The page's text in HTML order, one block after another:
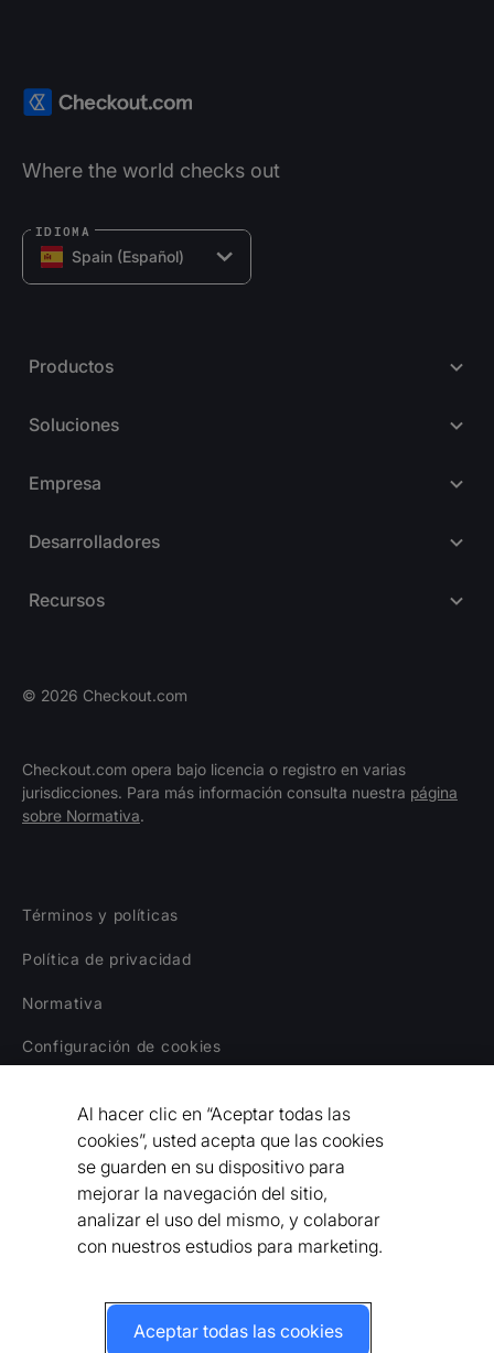
Where the world checks out
Spain (Español)
IDIOMA
Productos
Soluciones
Empresa
Puestos vacantes
Desarrolladores
Recursos
© 2026 Checkout.com
Checkout.com opera bajo licencia o registro en varias
jurisdicciones. Para más información consulta nuestra página
sobre Normativa.
Términos y políticas
Política de privacidad
Normativa
Configuración de cookies
Declaración sobre la Esclavitud Moderna
Código de Conducta para Proveedores
Declaración de Accesibilidad
Al hacer clic en “Aceptar todas las
cookies”, usted acepta que las cookies
se guarden en su dispositivo para
mejorar la navegación del sitio,
analizar el uso del mismo, y colaborar
con nuestros estudios para marketing.
Aceptar todas las cookies